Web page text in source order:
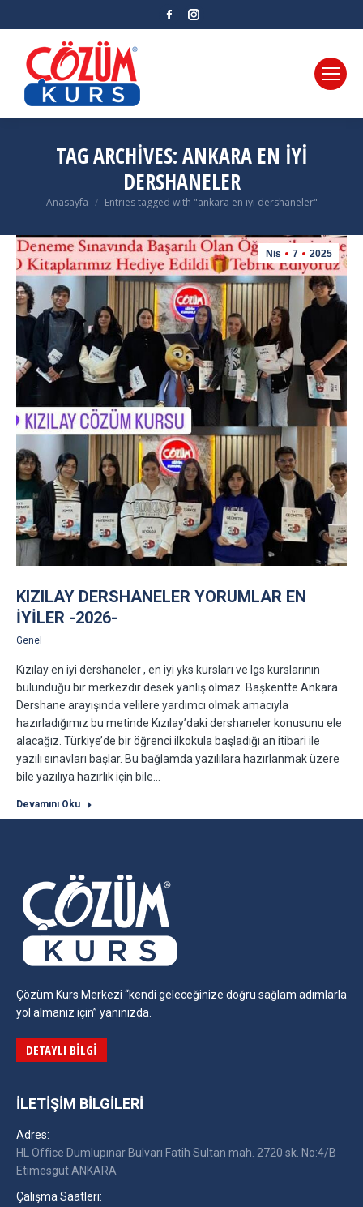
Facebook
TAG ARCHIVES:ANKARA EN IYI
DERSHANELER
You are here:
Anasayfa Entries tagged with "ankara en iyi dershaneler"
Nis 7 2025
KIZILAY DERSHANELER YORUMLAR EN
IYILER -2026-
Genel
Kızılay en iyi dershaneler , en iyi yks kursları ve lgs kurslarının
bulunduğu bir merkezdir desek yanlış olmaz. Başkentte Ankara
Dershane arayışında velilere yardımcı olmak amacıyla
hazırladığımız bu metinde Kızılay’daki dershaneler konusunu ele
alacağız. Türkiye’de bir öğrenci ilkokula başladığı an itibari ile
yazılı sınavları başlar. Bu bağlamda yazılılara hazırlanmak üzere
bile yazılıya hazırlık için bile…
Devamını Oku
Çözüm Kurs Merkezi “kendi geleceğinize doğru sağlam adımlarla
yol almanız için” yanınızda.
DETAYLI BILGI
İLETIŞIM BILGILERI
Adres:
HL Office Dumlupınar Bulvarı Fatih Sultan mah. 2720 sk. No:4/B
Etimesgut ANKARA
Çalışma Saatleri: